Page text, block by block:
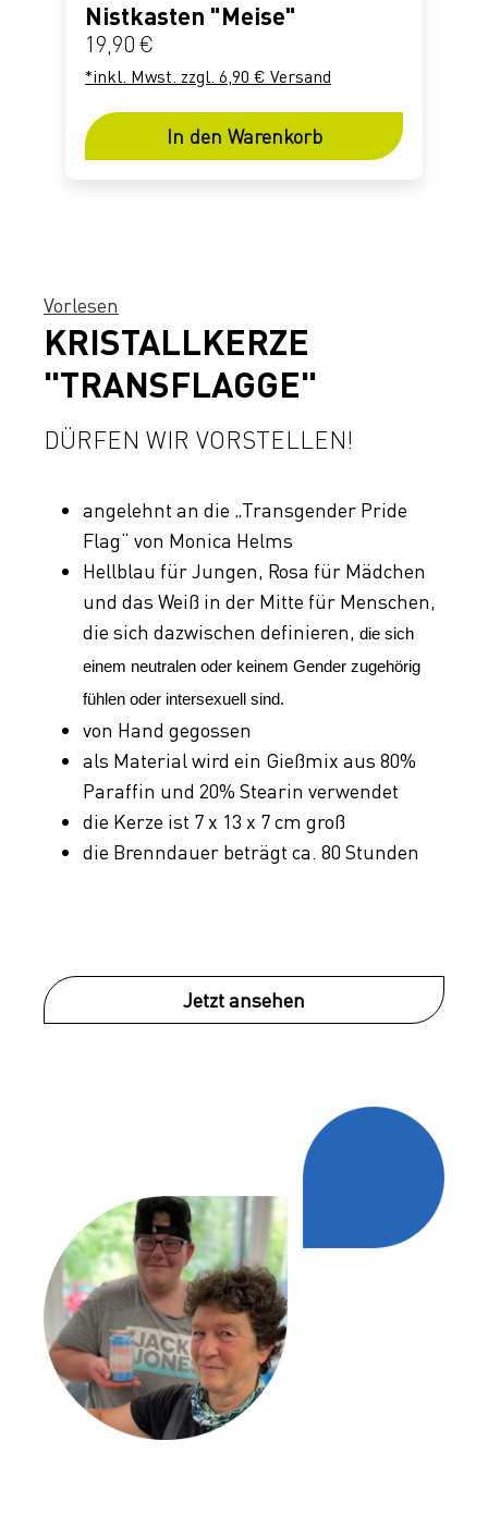
Nistkasten "Meise"
Regulärer Preis:
19,90 €
*inkl. Mwst. zzgl. 6,90 € Versand
In den Warenkorb
Vorlesen
KRISTALLKERZE
"TRANSFLAGGE"
DÜRFEN WIR VORSTELLEN!
angelehnt an die „Transgender Pride
Flag“ von Monica Helms
Hellblau für Jungen, Rosa für Mädchen
und das Weiß in der Mitte für Menschen,
die sich dazwischen definieren, die sich
einem neutralen oder keinem Gender zugehörig
fühlen oder intersexuell sind.
von Hand gegossen
als Material wird ein Gießmix aus 80%
Paraffin und 20% Stearin verwendet
die Kerze ist 7 x 13 x 7 cm groß
die Brenndauer beträgt ca. 80 Stunden
Jetzt ansehen